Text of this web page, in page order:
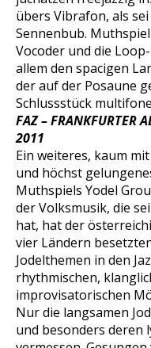
übers Vibrafon, als
Sennenbub.
Vocoder und die
allem den spacigen
der auf der Posaune
Schlussstück
FAZ – FRANKFURTER
2011
Ein weiteres, kaum
und höchst
Muthspiels Yodel
der Volksmusik, die
hat, hat der
vier Ländern
Jodelthemen in den
rhythmischen,
improvisatorischen
Nur die langsamen
und besonders deren